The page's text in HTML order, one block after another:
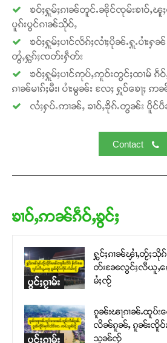
ၶဝ်ႈႁူမ်ႈၵၢၼ်တူင်ႉၼိုင်ၸုမ်းၶၢဝ်ႇၽူ
ပူၵ်းပွင်ၵၢၼ်သိုဝ်ႇ
ၶဝ်ႈႁူမ်ႈပၢင်လႅၵ်ႈလၢႆႈပိုၼ်ႉႁူႉပၢႆး
တွႆႇႁွၵ်ႈၸတ်းႁဵတ်း
ၶဝ်ႈႁူမ်ႈပၢင်ဢုပ်ႇဢူဝ်းတွင်ႈထၢမ် ၵဵဝ်
ၵၢၼ်မၢၵ်ႈမီး၊ ပၢႆးမွၼ်း လႄႈ ႁူဝ်ၶေႃႈ ဢ
လႆႈႁပ်ႉဢၢၼ်ႇ ၶၢဝ်ႇၶိုၵ်ႉတွၼ်း ပိူ
Contact
ၶၢဝ်ႇဢၼ်ၵဵဝ်ႇၶွင်ႈ
ပွင်ႈၵႂၢမ်း
ႁွင်ႈၵၢၼ်ၾၢႆႇတႂ်ႈသိုၵ်
တ်းၼႄလွင်ႈလီယူႇၵေ
မႆႈၸႂ်
ပွင်ႈၵႂၢမ်း
ၵူၼ်းၽႃၵၢၼ်ႉထူပ်း
လိၼ်ၵူၼ်ႇ ၵူၼ်းၸိူဝ်
သူၼ်ၸႂ်